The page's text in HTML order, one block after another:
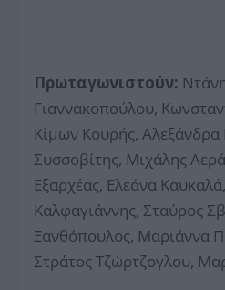
Πρωταγωνιστούν:
Γιαννακοπούλου,
Κίμων Κουρής, Αλεξάνδρα
Συσσοβίτης, Μιχάλης
Εξαρχέας, Ελεάνα
Καλφαγιάννης, Σταύρος
Ξανθόπουλος, Μαριάννα
Στράτος Τζώρτζογλου,